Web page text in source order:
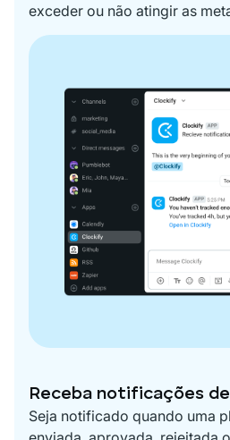
exceder ou não atingir as
Receba notificações
Seja notificado quando uma